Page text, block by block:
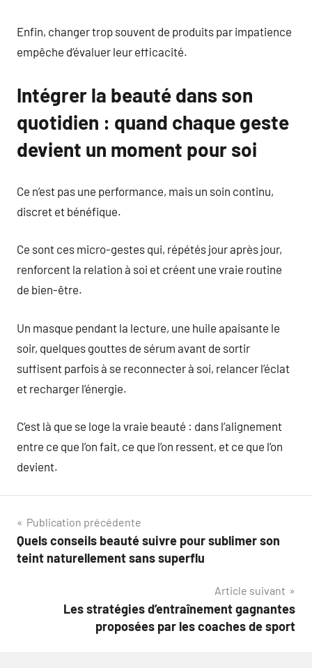
Enfin, changer trop souvent de produits par impatience
empêche d’évaluer leur efficacité.
Intégrer la beauté dans son
quotidien : quand chaque geste
devient un moment pour soi
Ce n’est pas une performance, mais un soin continu,
discret et bénéfique.
Ce sont ces micro-gestes qui, répétés jour après jour,
renforcent la relation à soi et créent une vraie routine
de bien-être.
Un masque pendant la lecture, une huile apaisante le
soir, quelques gouttes de sérum avant de sortir
suffisent parfois à se reconnecter à soi, relancer l’éclat
et recharger l’énergie.
C’est là que se loge la vraie beauté : dans l’alignement
entre ce que l’on fait, ce que l’on ressent, et ce que l’on
devient.
Navigation
de
Publication précédente
Quels conseils beauté suivre pour sublimer son
teint naturellement sans superflu
Article suivant
Les stratégies d’entraînement gagnantes
proposées par les coaches de sport